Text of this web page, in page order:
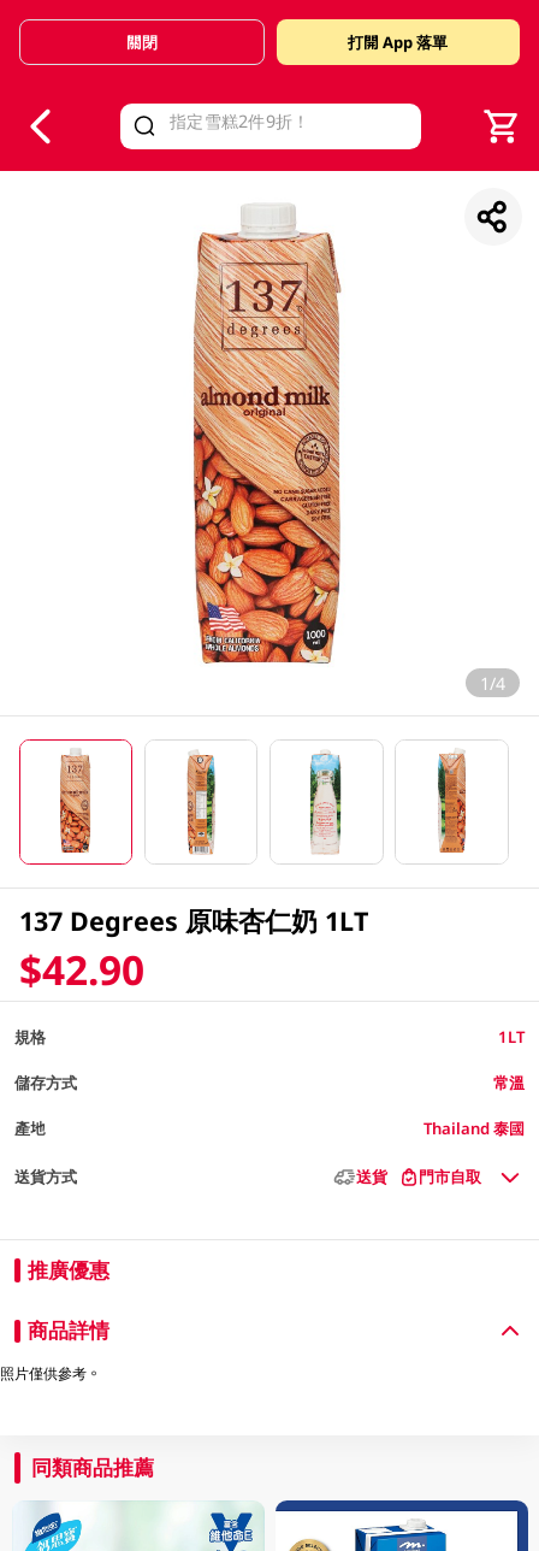
Valid Until 30 June 2026
關閉 打開 App 落單
1/4
137 Degrees 原味杏仁奶 1LT
$42.90
規格 1LT
儲存方式 常溫
產地 Thailand 泰國
送貨方式 送貨 門市自取
推廣優惠
商品詳情
照片僅供參考。
同類商品推薦